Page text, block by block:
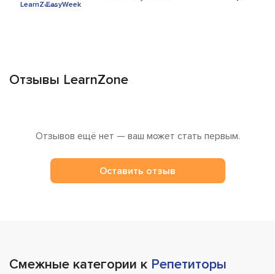
Отзывы LearnZone
Отзывов ещё нет — ваш может стать первым.
Оставить отзыв
Смежные категории к Репетиторы